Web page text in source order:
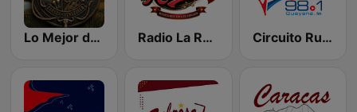
Lo Mejor de Mi Llano Radio La Romantica Circuito Rumba - Guayana